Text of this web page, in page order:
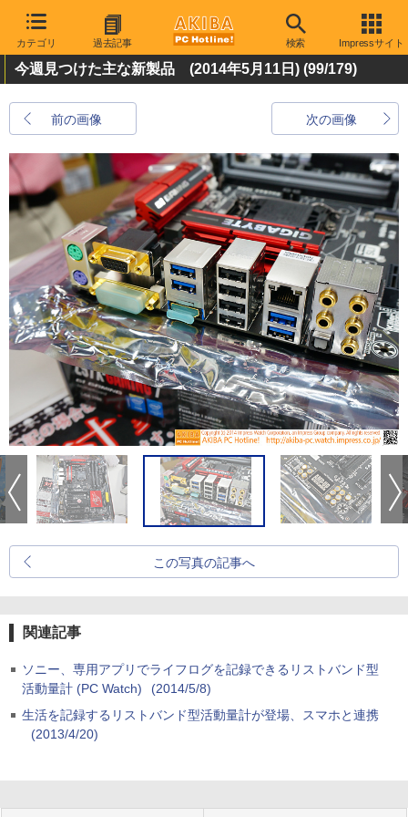
カテゴリ 過去記事 検索 Impressサイト
今週見つけた主な新製品 (2014年5月11日) (99/179)
前の画像 次の画像
この写真の記事へ
関連記事
ソニー、専用アプリでライフログを記録できるリストバンド型
活動量計 (PC Watch)
(2014/5/8)
生活を記録するリストバンド型活動量計が登場、スマホと連携
(2013/4/20)